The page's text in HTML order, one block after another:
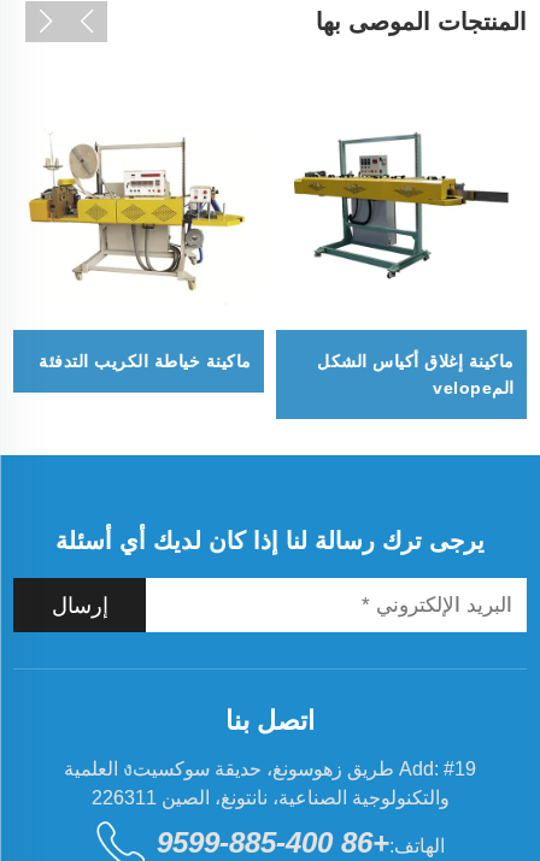
المنتجات الموصى بها
ماكينة إغلاق أكياس الشكل
المvelope
ماكينة خياطة الكريب التدفئة
يرجى ترك رسالة لنا إذا كان لديك أي أسئلة
إرسال
اتصل بنا
Add: #19 طريق زهوسونغ، حديقة سوكسيتง العلمية
والتكنولوجية الصناعية، نانتونغ، الصين 226311
الهاتف:+86 400-885-9599